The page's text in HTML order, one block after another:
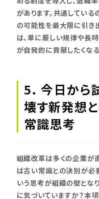
があります。共通している
の可能性を最大限に引き
は、単に厳しい規律や長
が自発的に貢献したくな
5. 今日から
壊す新発想
常識思考
組織改革は多くの企業が
は古い常識との決別が必要
いう思考が組織の壁とな
に気づいていますか？本